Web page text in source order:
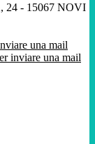
- 15067 NOVI
una mail
inviare una mail